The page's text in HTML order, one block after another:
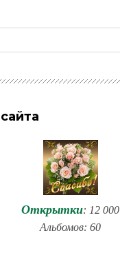
Открытки: 12 000
Альбомов: 60